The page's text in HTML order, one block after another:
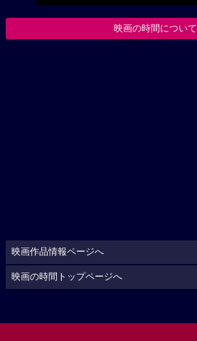
映画の時間について
映画作品情報ページへ
映画の時間トップページへ